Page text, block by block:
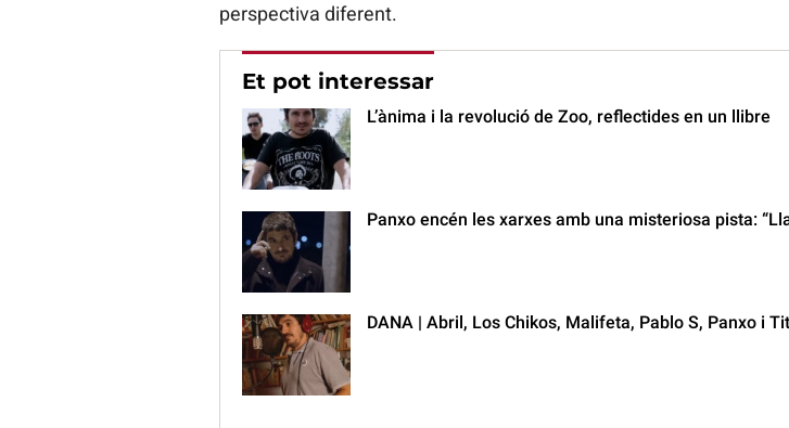
perspectiva diferent.
Et pot interessar
L’ànima i la revolució de Zoo, reflectides en un llibre
Panxo encén les xarxes amb una misteriosa pista:
DANA | Abril, Los Chikos, Malifeta, Pablo S, Panxo i